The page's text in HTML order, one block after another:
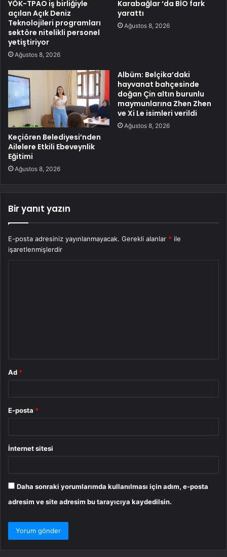
YÖK-TPAO iş birliğiyle
açılan Açık Deniz
Teknolojileri programları
sektöre nitelikli personel
yetiştiriyor
Ağustos 8, 2026
Karabağlar ‘da BİO fark
yarattı
Ağustos 8, 2026
Keçiören Belediyesi’nden
Ailelere Etkili Ebeveynlik
Eğitimi
Ağustos 8, 2026
Albüm: Belçika’daki
hayvanat bahçesinde
doğan Çin altın burunlu
maymunlarına Zhen Zhen
ve Xi Le isimleri verildi
Ağustos 8, 2026
Bir yanıt yazın
E-posta adresiniz yayınlanmayacak. Gerekli alanlar * ile
işaretlenmişlerdir
Ad *
E-posta *
İnternet sitesi
Daha sonraki yorumlarımda kullanılması için adım, e-posta
adresim ve site adresim bu tarayıcıya kaydedilsin.